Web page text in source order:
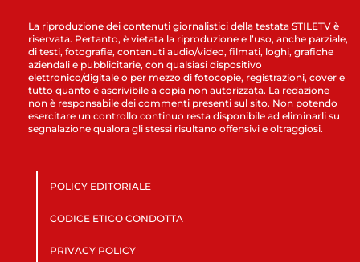
La riproduzione dei contenuti giornalistici della testata STILETV è
riservata. Pertanto, è vietata la riproduzione e l’uso, anche parziale,
di testi, fotografie, contenuti audio/video, filmati, loghi, grafiche
aziendali e pubblicitarie, con qualsiasi dispositivo
elettronico/digitale o per mezzo di fotocopie, registrazioni, cover e
tutto quanto è ascrivibile a copia non autorizzata. La redazione
non è responsabile dei commenti presenti sul sito. Non potendo
esercitare un controllo continuo resta disponibile ad eliminarli su
segnalazione qualora gli stessi risultano offensivi e oltraggiosi.
POLICY EDITORIALE
CODICE ETICO CONDOTTA
PRIVACY POLICY